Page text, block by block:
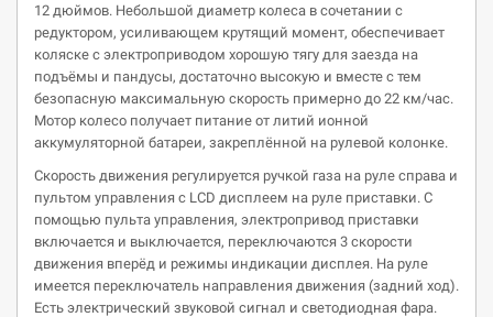
12 дюймов. Небольшой диаметр колеса в сочетании с
редуктором, усиливающем крутящий момент, обеспечивает
коляске с электроприводом хорошую тягу для заезда на
подъёмы и пандусы, достаточно высокую и вместе с тем
безопасную максимальную скорость примерно до 22 км/час.
Мотор колесо получает питание от литий ионной
аккумуляторной батареи, закреплённой на рулевой колонке.
Скорость движения регулируется ручкой газа на руле справа и
пультом управления с LCD дисплеем на руле приставки. С
помощью пульта управления, электропривод приставки
включается и выключается, переключаются 3 скорости
движения вперёд и режимы индикации дисплея. На руле
имеется переключатель направления движения (задний ход).
Есть электрический звуковой сигнал и светодиодная фара.